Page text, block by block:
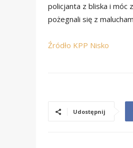
policjanta z bliska i móc
pożegnali się z
Źródło KPP Nisko
Udostępnij